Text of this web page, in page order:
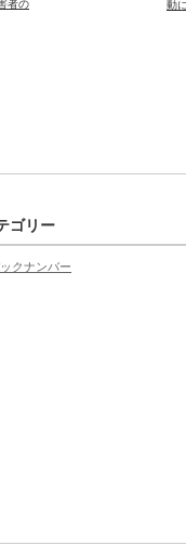
者の
動
ゴリー
クナンバー